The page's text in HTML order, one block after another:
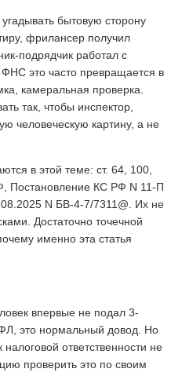
бытовую сторону
фрилансер получил
подрядчик работал с
это часто превращается в
камеральная проверка.
так, чтобы инспектор,
человеческую картину, а не
в этой теме: ст. 64, 100,
Постановление КС РФ N 11-П
N БВ-4-7/7311@. Их не
Достаточно точечной
именно эта статья
впервые не подал 3-
это нормальный довод. Но
ответственности не
проверить это по своим